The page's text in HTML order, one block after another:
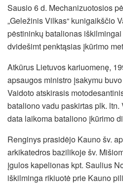
Sausio 6 d. Mechanizuotosios
„Geležinis Vilkas“ kunigaikščio
pėstininkų batalionas
dvidešimt penktąsias įkūrimo
Atkūrus Lietuvos kariuomenę,
apsaugos ministro įsakymu
Vaidoto atskirasis
bataliono vadu paskirtas plk.
data laikoma bataliono įkūrimo
Renginys prasidėjo Kauno šv.
arkikatedros bazilikoje šv.
įgulos kapelionas kpt. Saulius
iškilminga rikiuotė prie Kauno